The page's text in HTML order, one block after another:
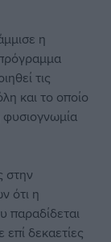
η
τις
και το οποίο
φυσιογνωμία
στην
ότι η
παραδίδεται
δεκαετίες